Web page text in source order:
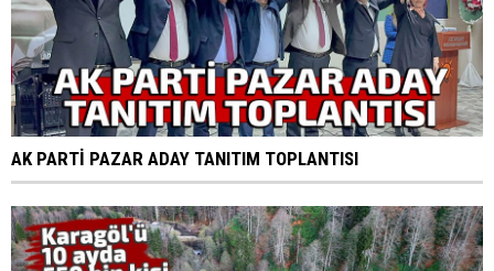
AK PARTİ PAZAR ADAY TANITIM TOPLANTISI